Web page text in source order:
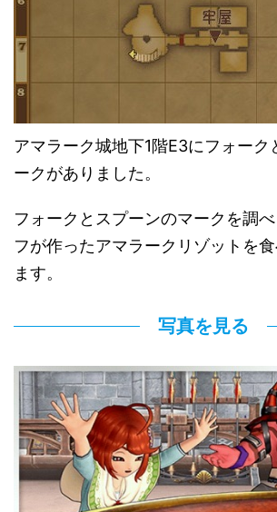
アマラーク城地下1階E3にフォーク
ークがありました。
フォークとスプーンのマークを調
フが作ったアマラークリゾットを
ます。
写真を見る